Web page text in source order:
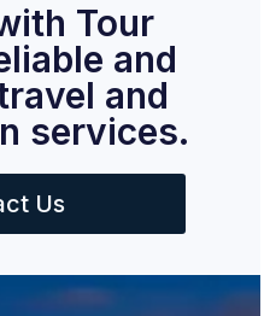
Tour
and
and
services.
Us